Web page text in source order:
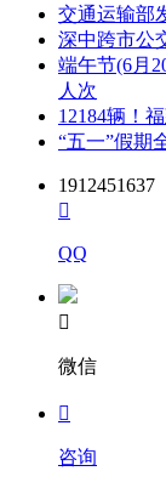
交通运输部
深中跨市公
端午节(6月
人次
12184辆！
“五一”假期
1912451637

QQ

微信

咨询